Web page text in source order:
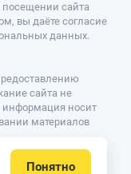
сайта
вы даёте согласие
данных.
сайта не
информация носит
материалов
Понятно